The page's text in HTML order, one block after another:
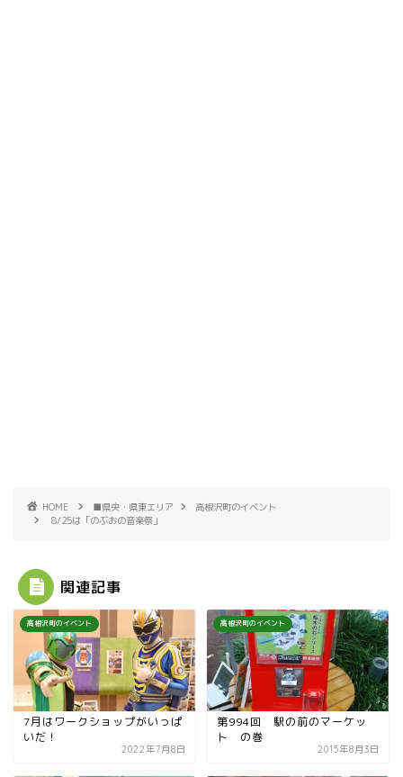
HOME ■県央・県東エリア
高根沢町のイベント
8/25は「のぶおの音楽祭」
関連記事
高根沢町のイベント
7月はワークショップがいっぱ
いだ！
2022年7月8日
高根沢町のイベント
第994回 駅の前のマーケッ
ト の巻
2015年8月3日